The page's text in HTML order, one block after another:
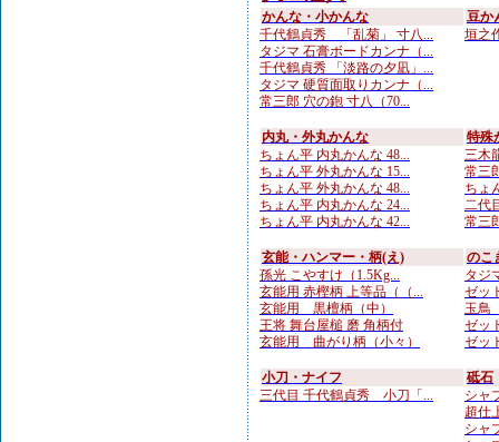
かんな・小かんな
千代鶴貞秀 「乱菊」 寸八...
タジマ 石膏ボードカンナ（...
千代鶴貞秀 「淡路の夕凪」...
タジマ 硬質面取りカンナ（...
常三郎 穴の鉋 寸八（70...
豆か
垣之
内丸・外丸かんな
ちょん平 内丸かんな 48...
ちょん平 外丸かんな 15...
ちょん平 外丸かんな 48...
ちょん平 内丸かんな 24...
ちょん平 内丸かんな 42...
特殊
三木
常三
ちょ
二代
常三
玄能・ハンマー・柄(え)
孫光 こやすけ（1.5Kg...
玄能用 赤樫柄 上等品（（...
玄能用 黒檀柄（中）
王将 舞台屋槌 磨 角柄付
玄能用 曲がり柄（小々）
のこ
タジ
ゼッ
玉鳥
ゼッ
ゼッ
小刀・ナイフ
三代目 千代鶴貞秀 小刀「...
砥石
シャ
超仕
シャ